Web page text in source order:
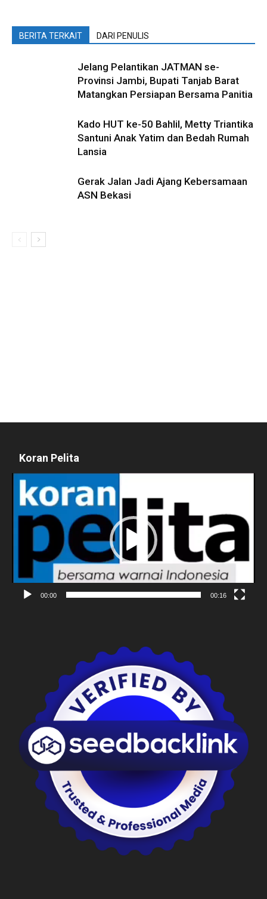
BERITA TERKAIT DARI PENULIS
Jelang Pelantikan JATMAN se-
Provinsi Jambi, Bupati Tanjab Barat
Matangkan Persiapan Bersama Panitia
Kado HUT ke-50 Bahlil, Metty Triantika
Santuni Anak Yatim dan Bedah Rumah
Lansia
Gerak Jalan Jadi Ajang Kebersamaan
ASN Bekasi
Koran Pelita
Pemutar
Video
00:00 00:16